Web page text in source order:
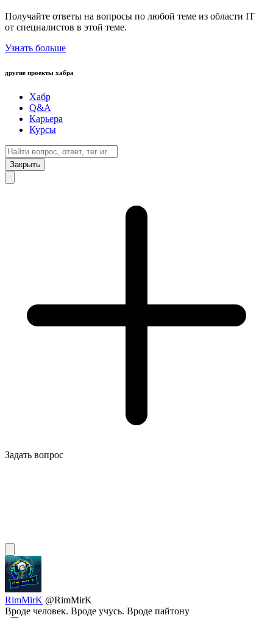
Получайте ответы на вопросы по любой теме из области IT
от специалистов в этой теме.
Узнать больше
другие проекты хабра
Хабр
Q&A
Карьера
Курсы
Закрыть
Задать вопрос
RimMirK @RimMirK
Вроде человек. Вроде учусь. Вроде пайтону